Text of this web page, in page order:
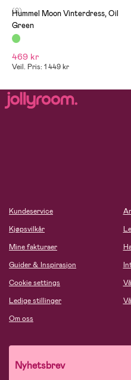
(0)
Hummel Moon Vinterdress, Oil
Green
469 kr
Veil. Pris: 1 449 kr
Kundeservice
Kjøpsvilkår
Mine fakturaer
Guider & Inspirasjon
Cookie settings
Ledige stillinger
Om oss
Nyhetsbrev